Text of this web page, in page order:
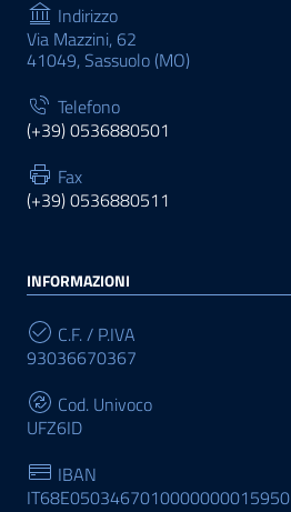
Indirizzo
Via Mazzini, 62
41049, Sassuolo (MO)
Telefono
(+39) 0536880501
Fax
(+39) 0536880511
INFORMAZIONI
C.F. / P.IVA
93036670367
Cod. Univoco
UFZ6ID
IBAN
IT68E0503467010000000015950